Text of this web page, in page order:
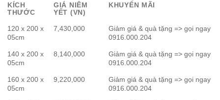
KÍCH
THƯỚC
GIÁ NIÊM
YẾT (VN)
KHUYẾN MÃI
120 x 200 x
05cm
7,430,000
Giảm giá & quà tặng => gọi ngay
0916.000.204
140 x 200 x
05cm
8,140,000
Giảm giá & quà tặng => gọi ngay
0916.000.204
160 x 200 x
05cm
9,220,000
Giảm giá & quà tặng => gọi ngay
0916.000.204